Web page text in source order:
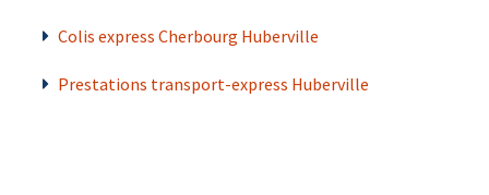
Colis express Cherbourg Huberville
Prestations transport-express Huberville